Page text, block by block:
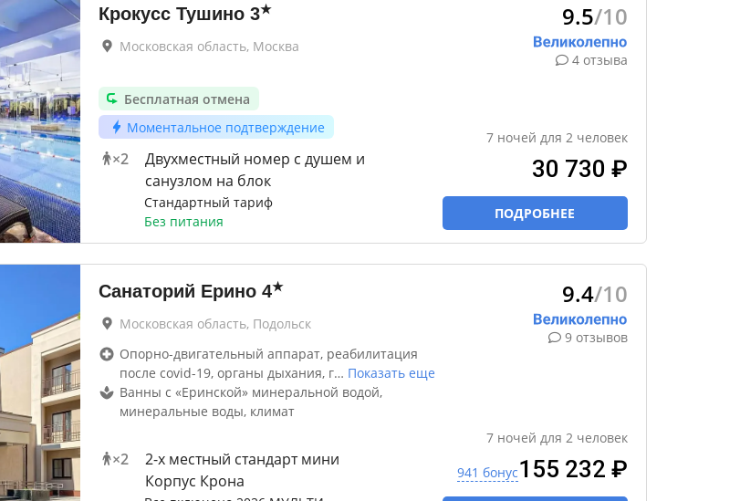
Крокусс Тушино 3★
Московская область, Москва
Бесплатная отмена
Моментальное подтверждение
×2
Двухместный номер с душем и
санузлом на блок
Стандартный тариф
Без питания
9.5/10
4 отзыва
7 ночей для 2 человек
30 730 ₽
ПОДРОБНЕЕ
Санаторий Ерино 4★
Московская область, Подольск
Опорно-двигательный аппарат, реабилитация
после covid-19, органы дыхания, г… Показать еще
Ванны с «Еринской» минеральной водой,
минеральные воды, климат
×2
2-x местный стандарт мини
Корпус Крона
9.4/10
9 отзывов
7 ночей для 2 человек
941 бонус155 232 ₽